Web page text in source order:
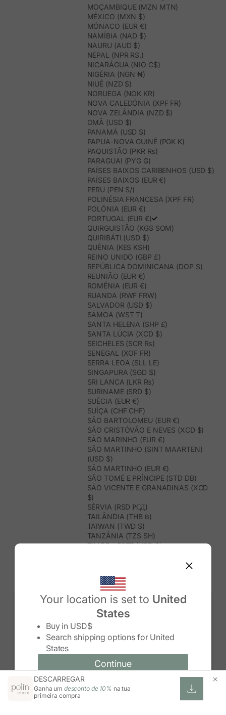
Your location is set to United
States
Buy in USD$
Search shipping options for United
States
Continue
Change country/region and language
Change country/region
Continue
MOÇAMBIQUE (MZN MTN)
MÉXICO (MXN $)
MÓNACO (EUR €)
NAMÍBIA (NAD $)
NAURU (AUD $)
NEPAL (NPR RS.)
NICARÁGUA (NIO C$)
NIGÉRIA (NGN ₦)
NIUÊ (NZD $)
NORUEGA (NOK KR)
NOVA CALEDÓNIA (XPF FR)
NOVA ZELÂNDIA (NZD $)
OMÃ (USD $)
PANAMÁ (USD $)
PAPUA-NOVA GUINÉ (PGK K)
PAQUISTÃO (PKR ₨)
PARAGUAI (PYG ₲)
PAÍSES BAIXOS CARIBENHOS (USD $)
PAÍSES BAIXOS (EUR €)
PERU (PEN S/)
POLINÉSIA FRANCESA (XPF FR)
POLÓNIA (EUR €)
PORTUGAL (EUR €)
QUIRGUISTÃO (KGS SOM)
QUIRIBÁTI (USD $)
QUÉNIA (KES KSH)
REINO UNIDO (GBP £)
REPÚBLICA DOMINICANA (DOP $)
REUNIÃO (EUR €)
ROMÉNIA (EUR €)
RUANDA (RWF FRW)
SALVADOR (USD $)
SAMOA (WST T)
SANTA HELENA (SHP £)
SANTA LÚCIA (XCD $)
SEICHELES (SCR ₨)
SENEGAL (XOF FR)
SERRA LEOA (SLL LE)
SINGAPURA (SGD $)
SRI LANCA (LKR ₨)
SURINAME (SRD $)
SUÉCIA (EUR €)
SUÍÇA (CHF CHF)
SÃO BARTOLOMEU (EUR €)
SÃO CRISTÓVÃO E NEVES (XCD $)
SÃO MARINHO (EUR €)
SÃO MARTINHO (SINT MAARTEN)
(USD $)
SÃO MARTINHO (EUR €)
SÃO TOMÉ E PRÍNCIPE (STD DB)
SÃO VICENTE E GRANADINAS (XCD
$)
SÉRVIA (RSD РСД)
TAILÂNDIA (THB ฿)
TAIWAN (TWD $)
TANZÂNIA (TZS SH)
TIMOR-LESTE (USD $)
TRINDADE E TOBAGO (TTD $)
TUNÍSIA (USD $)
TURQUEMENISTÃO (USD $)
TURQUIA (TRY ₺)
TUVALU (AUD $)
UGANDA (UGX USH)
URUGUAI (UYU $U)
USBEQUISTÃO (UZS SO'M)
VENEZUELA (USD $)
VIETNAME (VND ₫)
WALLIS E FUTUNA (XPF FR)
ZIMBABUÉ (USD $)
DESCARREGAR
Ganha um desconto de 10% na tua
primeira compra